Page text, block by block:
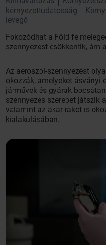
környezettudatosság
levegő
Fokozódhat a Föld
szennyezést csökkentik, ám
Az aeroszol-szennyezést
okozzák, amelyeket ásványi
járművek és gyárak
szennyezés szerepet játszik
valamint az akár rákot is
kialakulásában.